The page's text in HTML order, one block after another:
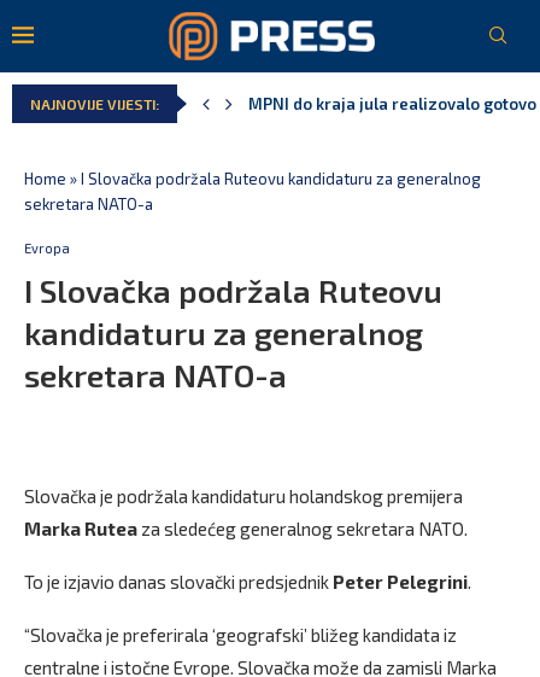
NAJNOVIJE VIJESTI:
Home »I Slovačka podržala Ruteovu kandidaturu za generalnog
sekretara NATO-a
Evropa
I Slovačka podržala Ruteovu
kandidaturu za generalnog
sekretara NATO-a
Slovačka je podržala kandidaturu holandskog premijera
Marka Rutea za sledećeg generalnog sekretara NATO.
To je izjavio danas slovački predsjednik Peter Pelegrini.
“Slovačka je preferirala ‘geografski’ bližeg kandidata iz
centralne i istočne Evrope. Slovačka može da zamisli Marka